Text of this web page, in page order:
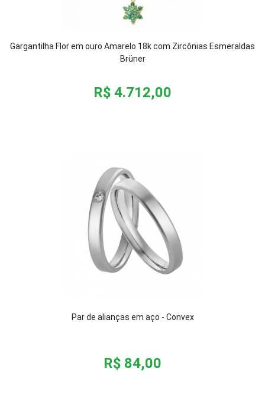
Gargantilha Flor em ouro Amarelo 18k com Zircônias Esmeraldas
Brüner
R$ 4.712,00
Par de alianças em aço - Convex
R$ 84,00